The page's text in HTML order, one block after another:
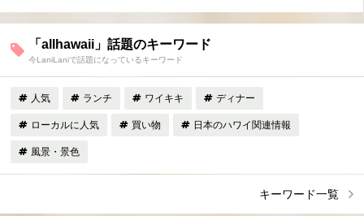
「allhawaii」話題のキーワード
今LaniLaniで話題になっているキーワード
人気 ランチ ワイキキ ディナー
ローカルに人気 買い物 日本のハワイ関連情報
風景・景色
キーワード一覧